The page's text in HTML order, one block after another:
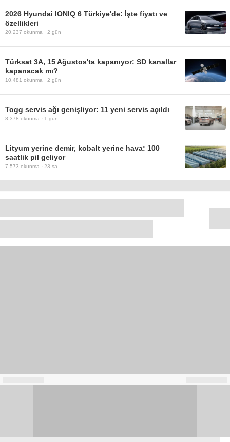
2026 Hyundai IONIQ 6 Türkiye'de: İşte fiyatı ve
özellikleri
20.237 okunma · 2 gün
Türksat 3A, 15 Ağustos'ta kapanıyor: SD kanallar
kapanacak mı?
10.481 okunma · 2 gün
Togg servis ağı genişliyor: 11 yeni servis açıldı
8.378 okunma · 1 gün
Lityum yerine demir, kobalt yerine hava: 100
saatlik pil geliyor
7.573 okunma · 23 sa.